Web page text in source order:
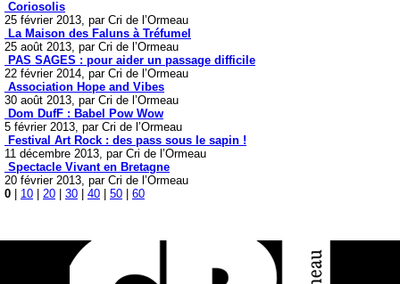
Coriosolis
25 février 2013, par Cri de l’Ormeau
La Maison des Faluns à Tréfumel
25 août 2013, par Cri de l’Ormeau
PAS SAGES : pour aider un passage difficile
22 février 2014, par Cri de l’Ormeau
Association Hope and Vibes
30 août 2013, par Cri de l’Ormeau
Dom DufF : Babel Pow Wow
5 février 2013, par Cri de l’Ormeau
Festival Art Rock : des pass sous le sapin !
11 décembre 2013, par Cri de l’Ormeau
Spectacle Vivant en Bretagne
20 février 2013, par Cri de l’Ormeau
0
10 20 30 40 50 60